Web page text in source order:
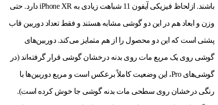
باشند. ازلحاظ فیزیکی آیفون 11 شباهت زیادی به iPhone XR دارد. حتی
وزن و ابعاد هم در این دو گوشی مشابه هستند و فقط تعداد دوربین قاب
پشتی است که این دو محصول را از هم متمایز می‌کند. دوربین‌های
گوشی روی یک مربع مات روی بدنه درخشان گوشی قرار گرفته‌اند (در
گوشی‌های Pro، این وضعیت کاملاً برعکس است و مربع دوربین‌ها با
رنگی درخشان روی سطحی مات بدنه گوشی جا خوش کرده است).